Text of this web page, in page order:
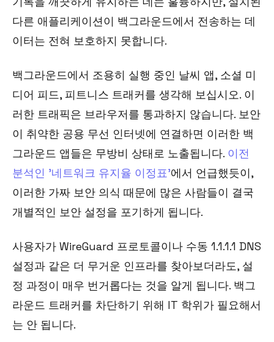
다른 애플리케이션이 백그라운드에서 전송하는 데
이터는 전혀 보호하지 못합니다.
백그라운드에서 조용히 실행 중인 날씨 앱, 소셜 미
디어 피드, 피트니스 트래커를 생각해 보십시오. 이
러한 트래픽은 브라우저를 통과하지 않습니다. 보안
이 취약한 공용 무선 인터넷에 연결하면 이러한 백
그라운드 앱들은 무방비 상태로 노출됩니다. 이전
분석인 '네트워크 유지율 이정표'에서 언급했듯이,
이러한 가짜 보안 의식 때문에 많은 사람들이 결국
개별적인 보안 설정을 포기하게 됩니다.
사용자가 WireGuard 프로토콜이나 수동 1.1.1.1 DNS
설정과 같은 더 무거운 인프라를 찾아보더라도, 설
정 과정이 매우 번거롭다는 것을 알게 됩니다. 백그
라운드 트래커를 차단하기 위해 IT 학위가 필요해서
는 안 됩니다.